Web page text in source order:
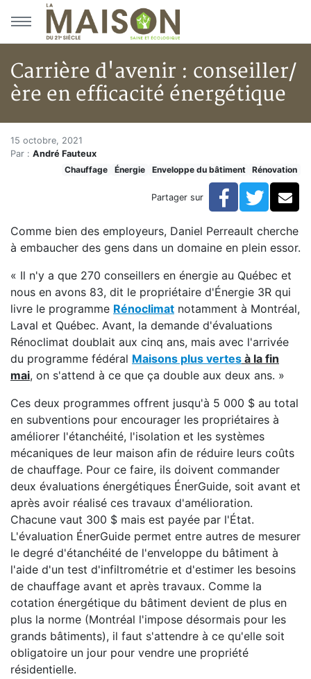
Aller au menu principal
Aller au contenu principal
Carrière d'avenir : conseiller/
ère en efficacité énergétique
Accueil
Articles
Énergie
Carrière d'avenir : conseiller/ère en efficacité
Carrière d'avenir : conseiller/
15 octobre, 2021
Par : André Fauteux
Chauffage
Énergie Enveloppe du bâtiment Rénovation
Partager sur Facebook
Comme bien des employeurs, Daniel Perreault cherche
à embaucher des gens dans un domaine en plein essor.
« Il n'y a que 270 conseillers en énergie au Québec et
nous en avons 83, dit le propriétaire d'Énergie 3R qui
livre le programme Rénoclimat notamment à Montréal,
Laval et Québec. Avant, la demande d'évaluations
Rénoclimat doublait aux cinq ans, mais avec l'arrivée
du programme fédéral Maisons plus vertes à la fin
mai, on s'attend à ce que ça double aux deux ans. »
Ces deux programmes offrent jusqu'à 5 000 $ au total
en subventions pour encourager les propriétaires à
améliorer l'étanchéité, l'isolation et les systèmes
mécaniques de leur maison afin de réduire leurs coûts
de chauffage. Pour ce faire, ils doivent commander
deux évaluations énergétiques ÉnerGuide, soit avant et
après avoir réalisé ces travaux d'amélioration.
Chacune vaut 300 $ mais est payée par l'État.
L'évaluation ÉnerGuide permet entre autres de mesurer
le degré d'étanchéité de l'enveloppe du bâtiment à
l'aide d'un test d'infiltrométrie et d'estimer les besoins
de chauffage avant et après travaux. Comme la
cotation énergétique du bâtiment devient de plus en
plus la norme (Montréal l'impose désormais pour les
grands bâtiments), il faut s'attendre à ce qu'elle soit
obligatoire un jour pour vendre une propriété
résidentielle.